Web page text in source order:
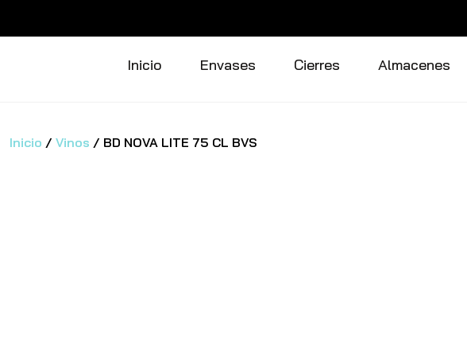
Inicio Envases Cierres Almacenes
Inicio / Vinos / BD NOVA LITE 75 CL BVS